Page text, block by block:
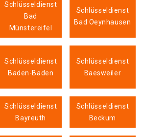
Schlüsseldienst
Bad
Münstereifel
Schlüsseldienst
Bad Oeynhausen
Schlüsseldienst
Baden-Baden
Schlüsseldienst
Baesweiler
Schlüsseldienst
Bayreuth
Schlüsseldienst
Beckum